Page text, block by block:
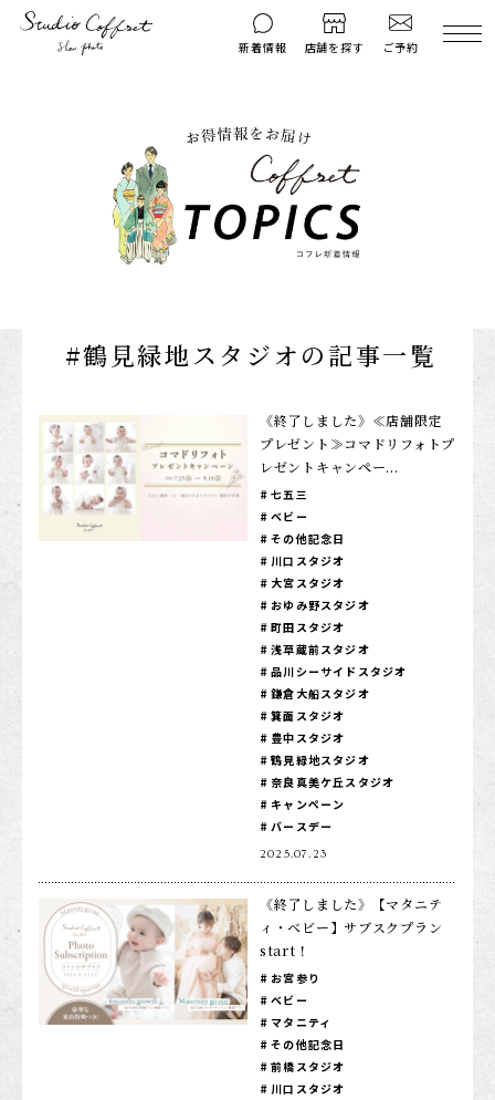
新着情報 店舗を探す ご予約
はじめての方へ 料金シミュレーション
衣装ギャラリー よくある質問
コフレマグ
料金プラン
お宮参り
入学・卒業記念
1/2成人式・十歳の祝い
子供の写真撮影・スタジオフォト
赤ちゃん撮影・ベビーフォト
リピーター様専用
店舗を探す
#鶴見緑地スタジオの記事一覧
《終了しました》≪店舗限定
プレゼント≫コマドリフォトプ
レゼントキャンペー...
七五三
ベビー
その他記念日
川口スタジオ
大宮スタジオ
おゆみ野スタジオ
町田スタジオ
浅草蔵前スタジオ
品川シーサイドスタジオ
鎌倉大船スタジオ
箕面スタジオ
豊中スタジオ
鶴見緑地スタジオ
奈良真美ケ丘スタジオ
キャンペーン
バースデー
2025.07.23
《終了しました》【マタニテ
ィ・ベビー】サブスクプラン
start！
お宮参り
ベビー
マタニティ
その他記念日
前橋スタジオ
川口スタジオ